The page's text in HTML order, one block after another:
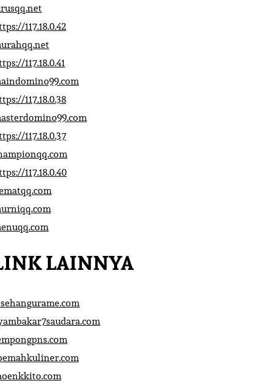
117.18.0.42
117.18.0.41
117.18.0.38
117.18.0.37
117.18.0.40
LAINNYA